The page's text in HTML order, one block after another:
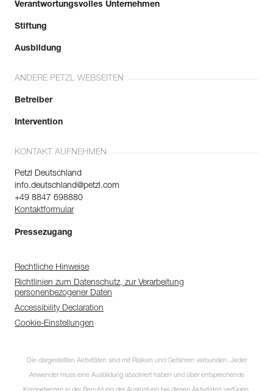
Verantwortungsvolles Unternehmen
Stiftung
Ausbildung
ANDERE PETZL WEBSEITEN
Betreiber
Intervention
KONTAKT AUFNEHMEN
Petzl Deutschland
info.deutschland@petzl.com
+49 8847 698880
Kontaktformular
Pressezugang
Rechtliche Hinweise
Richtlinien zum Datenschutz, zur Verarbeitung
personenbezogener Daten
Accessibility Declaration
Cookie-Einstellungen
Die dargestellten Aktivitäten sind mit Risiken und Gefahren verbunden. Jeder
Anwender muss eine Ausbildung absolviert haben und über entsprechende